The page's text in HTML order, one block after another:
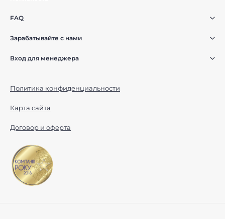
FAQ
Зарабатывайте с нами
Вход для менеджера
Политика конфиденциальности
Карта сайта
Договор и оферта